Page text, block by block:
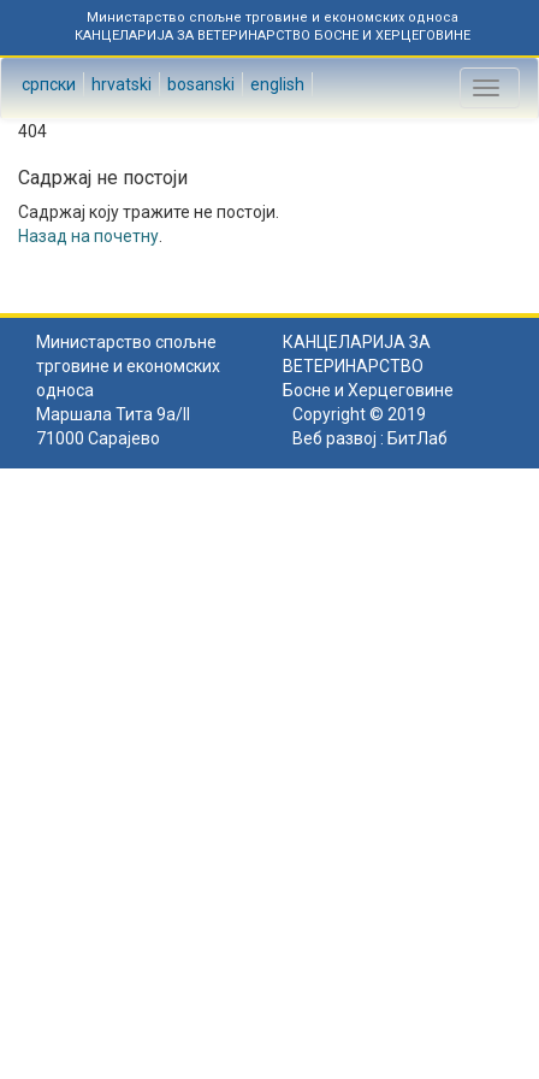
Министарство спољне трговине и економских односа
КАНЦЕЛАРИЈА ЗА ВЕТЕРИНАРСТВО БОСНЕ И ХЕРЦЕГОВИНЕ
српски hrvatski bosanski english
Toggle
404
Садржај не постоји
Садржај коју тражите не постоји.
Назад на почетну
Министарство спољне
трговине и економских
односа
КАНЦЕЛАРИЈА ЗА
ВЕТЕРИНАРСТВО
Босне и Херцеговине
Маршала Тита 9а/II
71000 Сарајево
Copyright © 2019
Веб развој : БитЛаб